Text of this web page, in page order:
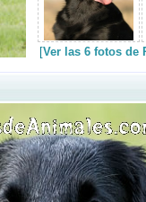
[Ver las 6 fotos de